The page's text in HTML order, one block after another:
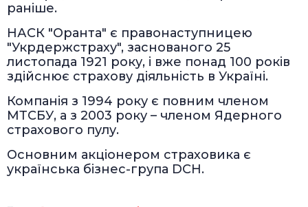
раніше.
НАСК "Оранта" є правонаступницею
"Укрдержстраху", заснованого 25
листопада 1921 року, і вже понад 100 років
здійснює страхову діяльність в Україні.
Компанія з 1994 року є повним членом
МТСБУ, а з 2003 року – членом Ядерного
страхового пулу.
Основним акціонером страховика є
українська бізнес-група DCH.